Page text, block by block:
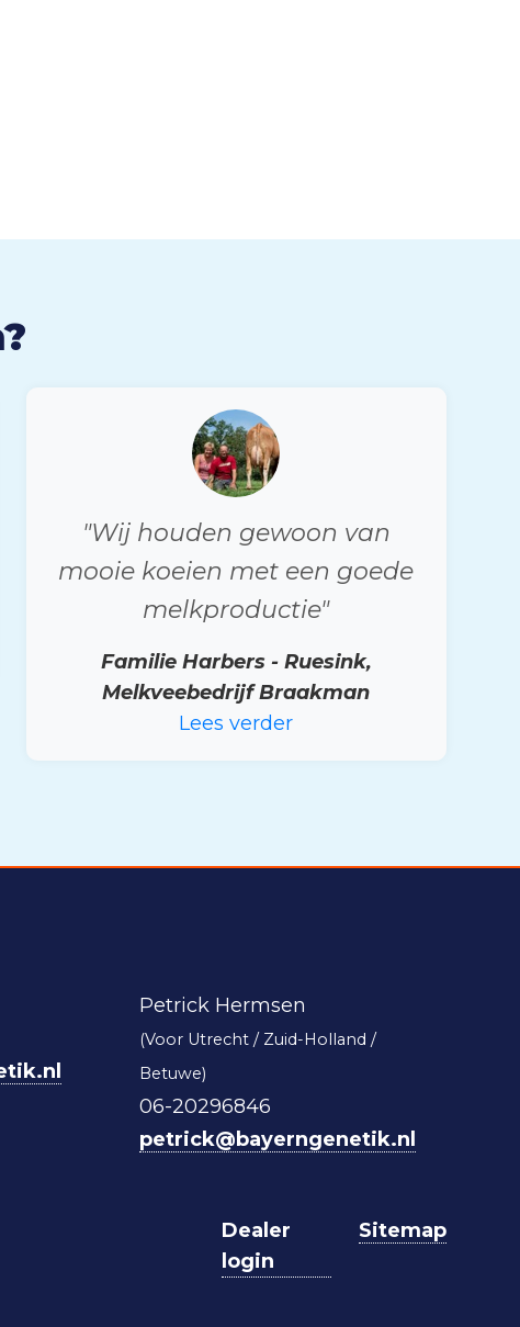
"Wij houden gewoon van
mooie koeien met een goede
melkproductie"
Familie Harbers - Ruesink,
Melkveebedrijf Braakman
Lees verder
Petrick Hermsen
(Voor Utrecht / Zuid-Holland /
Betuwe)
06-20296846
petrick@bayerngenetik.nl
Dealer
login
Sitemap